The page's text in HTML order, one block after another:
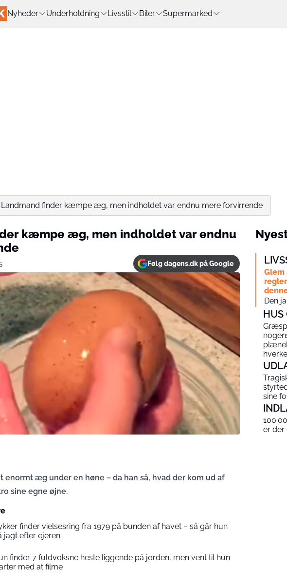
Nyheder Underholdning Livsstil Biler Supermarked
Landmand finder kæmpe æg, men indholdet var endnu mere forvirrende
kæmpe æg, men indholdet var endnu
Følg dagens.dk på Google
enormt æg under en høne – da han så, hvad der kom ud af
sine egne øjne.
finder vielsesring fra 1979 på bunden af havet – så går hun
jagt efter ejeren
finder 7 fuldvoksne heste liggende på jorden, men vent til hun
med at filme
Glem
Den
HUS
sine
er der